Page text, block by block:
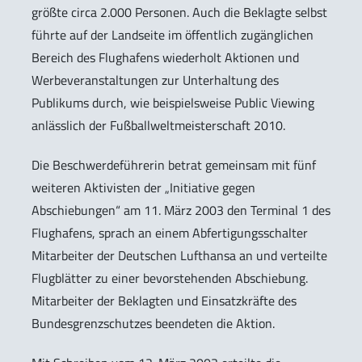
größte circa 2.000 Personen. Auch die Beklagte selbst
führte auf der Landseite im öffentlich zugänglichen
Bereich des Flughafens wiederholt Aktionen und
Werbeveranstaltungen zur Unterhaltung des
Publikums durch, wie beispielsweise Public Viewing
anlässlich der Fußballweltmeisterschaft 2010.
Die Beschwerdeführerin betrat gemeinsam mit fünf
weiteren Aktivisten der „Initiative gegen
Abschiebungen“ am 11. März 2003 den Terminal 1 des
Flughafens, sprach an einem Abfertigungsschalter
Mitarbeiter der Deutschen Lufthansa an und verteilte
Flugblätter zu einer bevorstehenden Abschiebung.
Mitarbeiter der Beklagten und Einsatzkräfte des
Bundesgrenzschutzes beendeten die Aktion.